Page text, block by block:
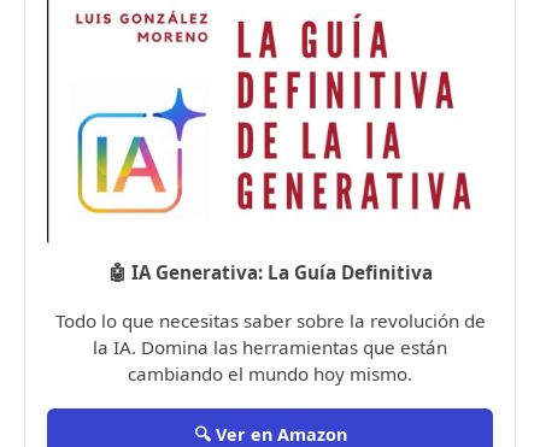
🤖 IA Generativa: La Guía Definitiva
Todo lo que necesitas saber sobre la revolución de
la IA. Domina las herramientas que están
cambiando el mundo hoy mismo.
🔍 Ver en Amazon